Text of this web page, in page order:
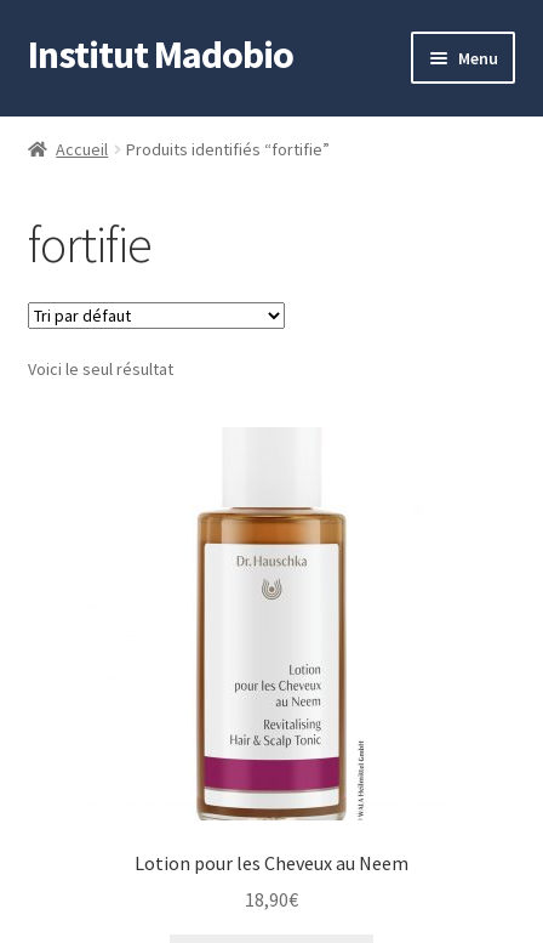
Aller
à
navigation
Aller
au
Institut Madobio Menu
Accueil
Mon compte
Panier
Validation de la commande
Accueil Produits identifiés “fortifie”
fortifie
Voici le seul résultat
Lotion pour les Cheveux au Neem
18,90€